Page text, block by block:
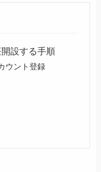
設する手順
ウント登録